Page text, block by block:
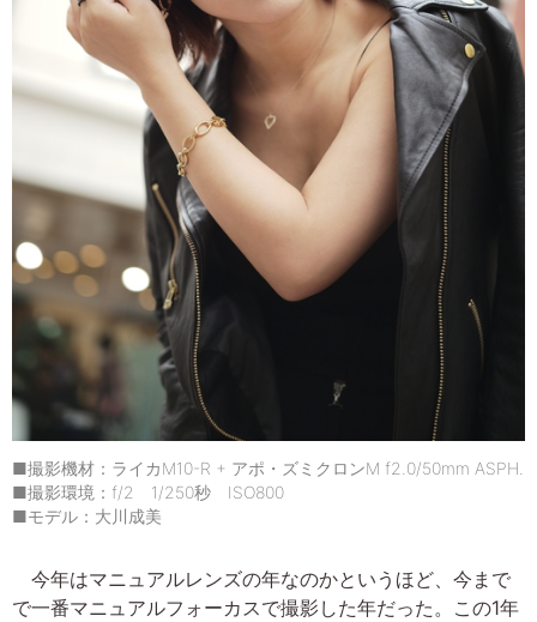
■撮影機材：ライカM10-R + アポ・ズミクロンM f2.0/50mm ASPH.
■撮影環境：f/2 1/250秒 ISO800
■モデル：大川成美
今年はマニュアルレンズの年なのかというほど、今まで
で一番マニュアルフォーカスで撮影した年だった。この1年